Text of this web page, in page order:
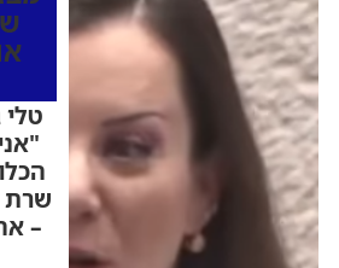
טלי
שרת
–